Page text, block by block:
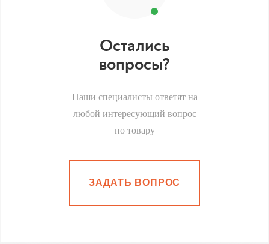
Остались
вопросы?
Наши специалисты ответят на
любой интересующий вопрос
по товару
ЗАДАТЬ ВОПРОС